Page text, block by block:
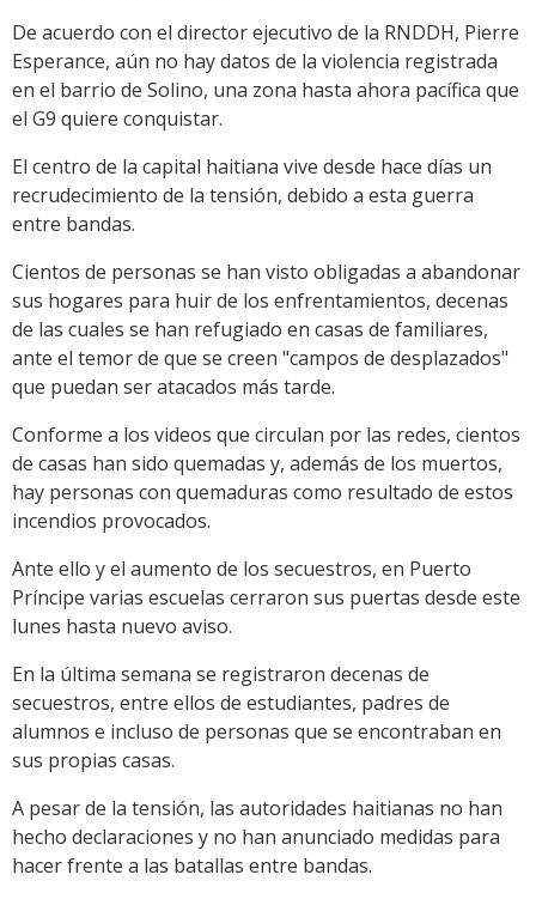
De acuerdo con el director ejecutivo de la RNDDH, Pierre
Esperance, aún no hay datos de la violencia registrada
en el barrio de Solino, una zona hasta ahora pacífica que
el G9 quiere conquistar.
El centro de la capital haitiana vive desde hace días un
recrudecimiento de la tensión, debido a esta guerra
entre bandas.
Cientos de personas se han visto obligadas a abandonar
sus hogares para huir de los enfrentamientos, decenas
de las cuales se han refugiado en casas de familiares,
ante el temor de que se creen "campos de desplazados"
que puedan ser atacados más tarde.
Conforme a los videos que circulan por las redes, cientos
de casas han sido quemadas y, además de los muertos,
hay personas con quemaduras como resultado de estos
incendios provocados.
Ante ello y el aumento de los secuestros, en Puerto
Príncipe varias escuelas cerraron sus puertas desde este
lunes hasta nuevo aviso.
En la última semana se registraron decenas de
secuestros, entre ellos de estudiantes, padres de
alumnos e incluso de personas que se encontraban en
sus propias casas.
A pesar de la tensión, las autoridades haitianas no han
hecho declaraciones y no han anunciado medidas para
hacer frente a las batallas entre bandas.